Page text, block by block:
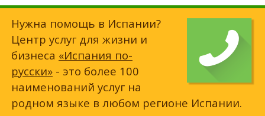
Нужна помощь в Испании?
Центр услуг для жизни и
бизнеса «Испания по-
русски» - это более 100
наименований услуг на
родном языке в любом регионе Испании.